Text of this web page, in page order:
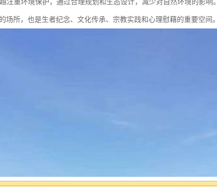
注重环境保护，通过合理规划和生态设计，减少对自然环境的影响。
场所，也是生者纪念、文化传承、宗教实践和心理慰藉的重要空间。